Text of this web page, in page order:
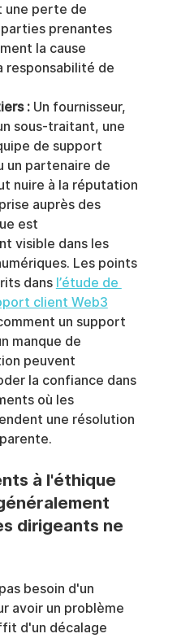
une perte de
prenantes
la cause
responsabilité de
: Un fournisseur,
sous-traitant, une
de support
un partenaire de
nuire à la réputation
auprès des
est
visible dans les
Les points
dans l’étude de
client Web3
un support
manque de
peuvent
la confiance dans
où les
une résolution
à l'éthique
dirigeants ne
besoin d'un
avoir un problème
d'un décalage